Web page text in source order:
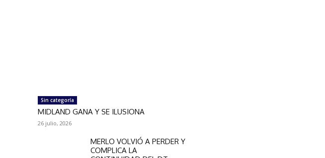
Sin categoría
MIDLAND GANA Y SE ILUSIONA
26 julio, 2026
MERLO VOLVIÓ A PERDER Y
COMPLICA LA